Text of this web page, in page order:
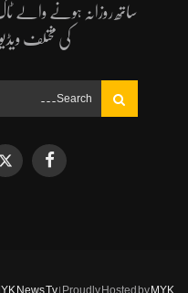
ساتھ روزانہ ہونے والے
کی مختلف
News Tv | Proudly Hosted by MYK